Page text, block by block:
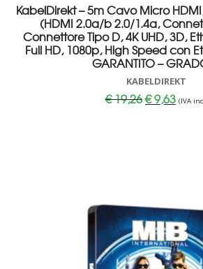
KabelDirekt – 5m Cavo Micro
(HDMI 2.0a/b 2.0/1.4a,
Connettore Tipo D, 4K UHD, 3D,
Full HD, 1080p, High Speed con
GARANTITO –
KABELDIREKT
€19,26Il
prezzo
€9,63 Il(IVA